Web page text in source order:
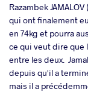
Razambek
qui ont finalement
en 74kg et pourra
ce qui veut dire que
entre les deux.
depuis qu'il a
mais il a